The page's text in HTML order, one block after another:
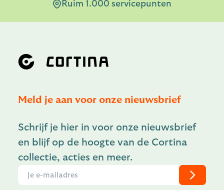
Ruim 1.000 servicepunten
Meld je aan voor onze nieuwsbrief
Schrijf je hier in voor onze nieuwsbrief
en blijf op de hoogte van de Cortina
collectie, acties en meer.